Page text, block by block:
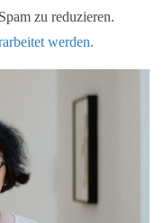
zu reduzieren.
werden.